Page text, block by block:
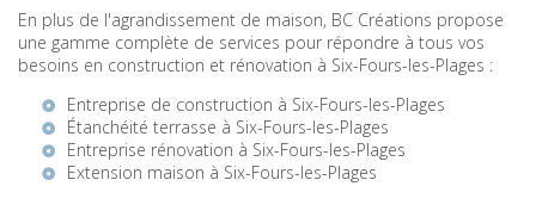
En plus de l'agrandissement de maison, BC Créations propose
une gamme complète de services pour répondre à tous vos
besoins en construction et rénovation à Six-Fours-les-Plages :
Entreprise de construction à Six-Fours-les-Plages
Étanchéité terrasse à Six-Fours-les-Plages
Entreprise rénovation à Six-Fours-les-Plages
Extension maison à Six-Fours-les-Plages